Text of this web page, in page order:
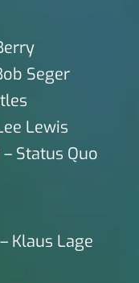
Seger
Lewis
Status Quo
Klaus Lage